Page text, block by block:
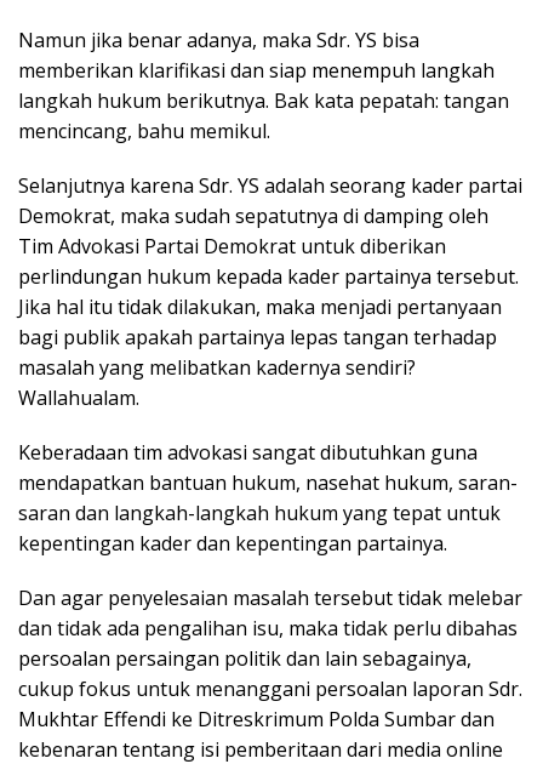
Namun jika benar adanya, maka Sdr. YS bisa
memberikan klarifikasi dan siap menempuh langkah
langkah hukum berikutnya. Bak kata pepatah: tangan
mencincang, bahu memikul.
Selanjutnya karena Sdr. YS adalah seorang kader partai
Demokrat, maka sudah sepatutnya di damping oleh
Tim Advokasi Partai Demokrat untuk diberikan
perlindungan hukum kepada kader partainya tersebut.
Jika hal itu tidak dilakukan, maka menjadi pertanyaan
bagi publik apakah partainya lepas tangan terhadap
masalah yang melibatkan kadernya sendiri?
Wallahualam.
Keberadaan tim advokasi sangat dibutuhkan guna
mendapatkan bantuan hukum, nasehat hukum, saran-
saran dan langkah-langkah hukum yang tepat untuk
kepentingan kader dan kepentingan partainya.
Dan agar penyelesaian masalah tersebut tidak melebar
dan tidak ada pengalihan isu, maka tidak perlu dibahas
persoalan persaingan politik dan lain sebagainya,
cukup fokus untuk menanggani persoalan laporan Sdr.
Mukhtar Effendi ke Ditreskrimum Polda Sumbar dan
kebenaran tentang isi pemberitaan dari media online